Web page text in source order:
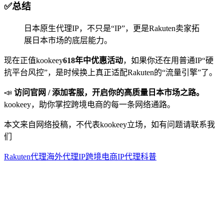
✅总结
日本原生代理IP，不只是“IP”，更是Rakuten卖家拓
展日本市场的底层能力。
现在正值kookeey618年中优惠活动，如果你还在用普通IP“硬
抗平台风控”，是时候换上真正适配Rakuten的“流量引擎”了。
📣 访问官网 / 添加客服，开启你的高质量日本市场之路。
kookeey，助你掌控跨境电商的每一条网络通路。
本文来自网络投稿，不代表kookeey立场，如有问题请联系我
们
Rakuten代理海外代理IP跨境电商IP代理科普